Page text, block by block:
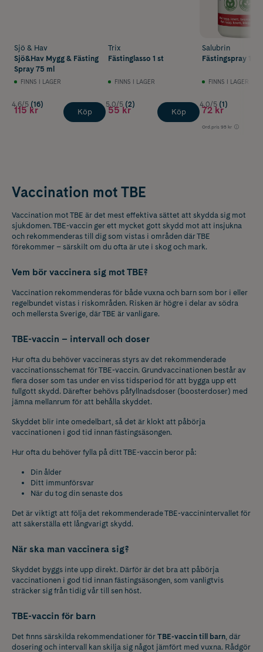
Sjö & Hav
Sjö&Hav Mygg & Fästing
Spray 75 ml
FINNS I LAGER
4.6/5 (16)
115 kr Köp
Trix
Fästinglasso 1 st
FINNS I LAGER
5.0/5 (2)
55 kr Köp
Salubrin
Fästingspray
FINNS I LAGER
4.0/5 (1)
72 kr
Ord.pris 95 kr
Vaccination mot TBE
Vaccination mot TBE är det mest effektiva sättet att skydda sig mot
sjukdomen. TBE-vaccin ger ett mycket gott skydd mot att insjukna
och rekommenderas till dig som vistas i områden där TBE
förekommer – särskilt om du ofta är ute i skog och mark.
Vem bör vaccinera sig mot TBE?
Vaccination rekommenderas för både vuxna och barn som bor i eller
regelbundet vistas i riskområden. Risken är högre i delar av södra
och mellersta Sverige, där TBE är vanligare.
TBE-vaccin – intervall och doser
Hur ofta du behöver vaccineras styrs av det rekommenderade
vaccinationsschemat för TBE-vaccin. Grundvaccinationen består av
flera doser som tas under en viss tidsperiod för att bygga upp ett
fullgott skydd. Därefter behövs påfyllnadsdoser (boosterdoser) med
jämna mellanrum för att behålla skyddet.
Skyddet blir inte omedelbart, så det är klokt att påbörja
vaccinationen i god tid innan fästingsäsongen.
Hur ofta du behöver fylla på ditt TBE-vaccin beror på:
Din ålder
Ditt immunförsvar
När du tog din senaste dos
Det är viktigt att följa det rekommenderadeTBE-vaccinintervallet för
att säkerställa ett långvarigt skydd.
När ska man vaccinera sig?
Skyddet byggs inte upp direkt. Därför är det bra att påbörja
vaccinationen i god tid innan fästingsäsongen, som vanligtvis
sträcker sig från tidig vår till sen höst.
TBE-vaccin för barn
Det finns särskilda rekommendationer för TBE-vaccin till barn , där
dosering och intervall kan skilja sig något jämfört med vuxna. Rådgör